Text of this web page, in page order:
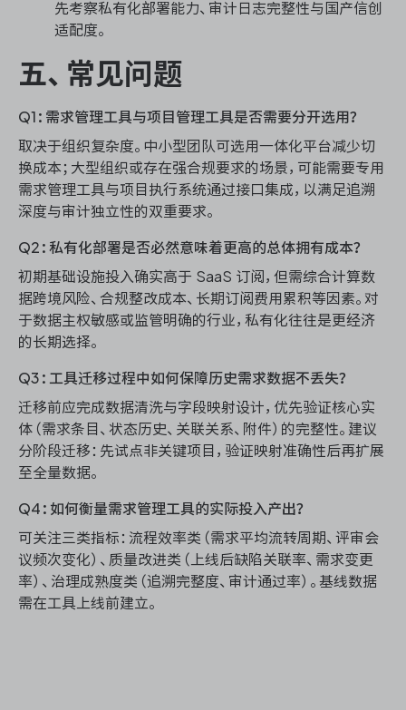
先考察私有化部署能力、审计日志完整性与国产信创
适配度。
五、常见问题
Q1：需求管理工具与项目管理工具是否需要分开选用？
取决于组织复杂度。中小型团队可选用一体化平台减少切
换成本；大型组织或存在强合规要求的场景，可能需要专用
需求管理工具与项目执行系统通过接口集成，以满足追溯
深度与审计独立性的双重要求。
Q2：私有化部署是否必然意味着更高的总体拥有成本？
初期基础设施投入确实高于 SaaS 订阅，但需综合计算数
据跨境风险、合规整改成本、长期订阅费用累积等因素。对
于数据主权敏感或监管明确的行业，私有化往往是更经济
的长期选择。
Q3：工具迁移过程中如何保障历史需求数据不丢失？
迁移前应完成数据清洗与字段映射设计，优先验证核心实
体（需求条目、状态历史、关联关系、附件）的完整性。建议
分阶段迁移：先试点非关键项目，验证映射准确性后再扩展
至全量数据。
Q4：如何衡量需求管理工具的实际投入产出？
可关注三类指标：流程效率类（需求平均流转周期、评审会
议频次变化）、质量改进类（上线后缺陷关联率、需求变更
率）、治理成熟度类（追溯完整度、审计通过率）。基线数据
需在工具上线前建立。